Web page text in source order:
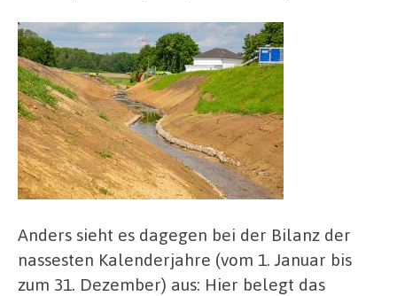
Anders sieht es dagegen bei der Bilanz der
nassesten Kalenderjahre (vom 1. Januar bis
zum 31. Dezember) aus: Hier belegt das